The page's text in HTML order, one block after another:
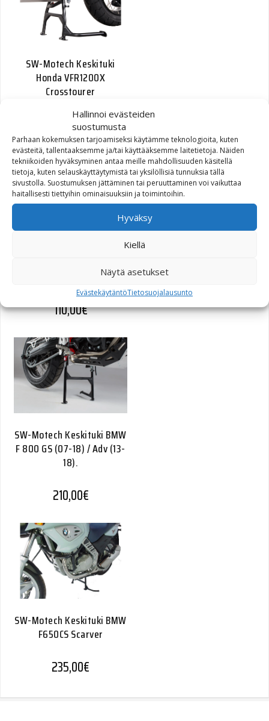
Hallinnoi evästeiden
suostumusta
Parhaan kokemuksen tarjoamiseksi käytämme teknologioita, kuten
evästeitä, tallentaaksemme ja/tai käyttääksemme laitetietoja. Näiden
tekniikoiden hyväksyminen antaa meille mahdollisuuden käsitellä
tietoja, kuten selauskäyttäytymistä tai yksilöllisiä tunnuksia tällä
sivustolla. Suostumuksen jättäminen tai peruuttaminen voi vaikuttaa
haitallisesti tiettyihin ominaisuuksiin ja toimintoihin.
Hyväksy
Kiellä
Näytä asetukset
EvästekäytäntöTietosuojalausunto
SW-Motech Keskituki
Honda VFR1200X
Crosstourer
220,00€
Vannekoko 21″/18″ harmaa
110,00€
SW-Motech Keskituki BMW
F 800 GS (07-18) / Adv (13-
18).
210,00€
SW-Motech Keskituki BMW
F650CS Scarver
235,00€